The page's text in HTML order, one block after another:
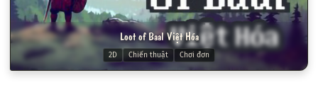
Loot of Baal Việt Hóa
2D Chiến thuật Chơi đơn